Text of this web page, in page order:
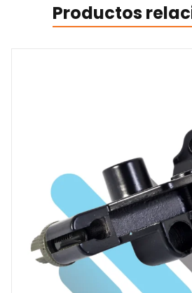
Productos